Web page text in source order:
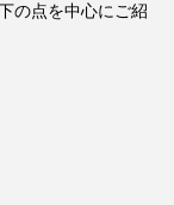
の点を中心にご紹